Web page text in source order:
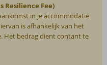
Resilience Fee)
in je accommodatie
is afhankelijk van het
Het bedrag dient contant te